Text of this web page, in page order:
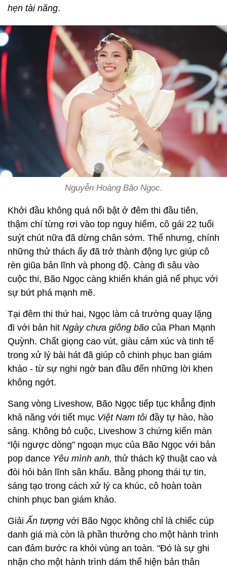
hẹn tài năng.
Nguyễn Hoàng Bão Ngọc.
Khởi đầu không quá nổi bật ở đêm thi đầu tiên,
thậm chí từng rơi vào top nguy hiểm, cô gái 22 tuổi
suýt chút nữa đã dừng chân sớm. Thế nhưng, chính
những thử thách ấy đã trở thành động lực giúp cô
rèn giũa bản lĩnh và phong độ. Càng đi sâu vào
cuộc thi, Bão Ngọc càng khiến khán giả nể phục với
sự bứt phá mạnh mẽ.
Tại đêm thi thứ hai, Ngọc làm cả trường quay lặng
đi với bản hit Ngày chưa giông bão của Phan Mạnh
Quỳnh. Chất giọng cao vút, giàu cảm xúc và tinh tế
trong xử lý bài hát đã giúp cô chinh phục ban giám
khảo - từ sự nghi ngờ ban đầu đến những lời khen
không ngớt.
Sang vòng Liveshow, Bão Ngọc tiếp tục khẳng định
khả năng với tiết mục Việt Nam tôiđầy tự hào, hào
sảng. Không bỏ cuộc, Liveshow 3 chứng kiến màn
“lội ngược dòng” ngoạn mục của Bão Ngọc với bản
pop dance Yêu mình anh, thử thách kỹ thuật cao và
đòi hỏi bản lĩnh sân khấu. Bằng phong thái tự tin,
sáng tạo trong cách xử lý ca khúc, cô hoàn toàn
chinh phục ban giám khảo.
Giải Ấn tượng với Bão Ngọc không chỉ là chiếc cúp
danh giá mà còn là phần thưởng cho một hành trình
can đảm bước ra khỏi vùng an toàn. "Đó là sự ghi
nhận cho một hành trình dám thể hiện bản thân